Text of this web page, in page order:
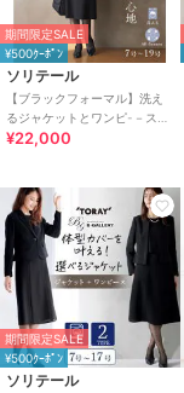
期間限定SALE
¥500ｸｰﾎﾟﾝ
ソリテール
【ブラックフォーマル】洗え
るジャケットとワンピ-－スの
アンサンブル/喪服/礼服/卒業
¥22,000
期間限定SALE
¥500ｸｰﾎﾟﾝ
ソリテール